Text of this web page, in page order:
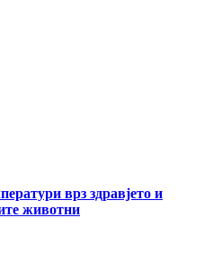
врз здравјето и
животни